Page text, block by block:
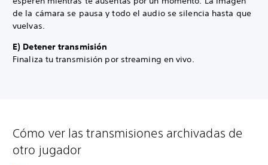
de la cámara se pausa y todo el audio se silencia hasta que
vuelvas.
E) Detener transmisión
Finaliza tu transmisión por streaming en vivo.
Cómo ver las transmisiones archivadas de
otro jugador